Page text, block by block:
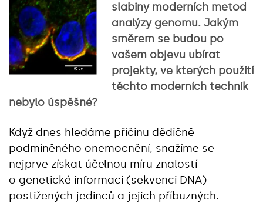
slabiny moderních metod
analýzy genomu. Jakým
směrem se budou po
vašem objevu ubírat
projekty, ve kterých použití
těchto moderních technik
nebylo úspěšné?
Když dnes hledáme příčinu dědičně
podmíněného onemocnění, snažíme se
nejprve získat účelnou míru znalostí
o genetické informaci (sekvenci DNA)
postižených jedinců a jejich příbuzných.